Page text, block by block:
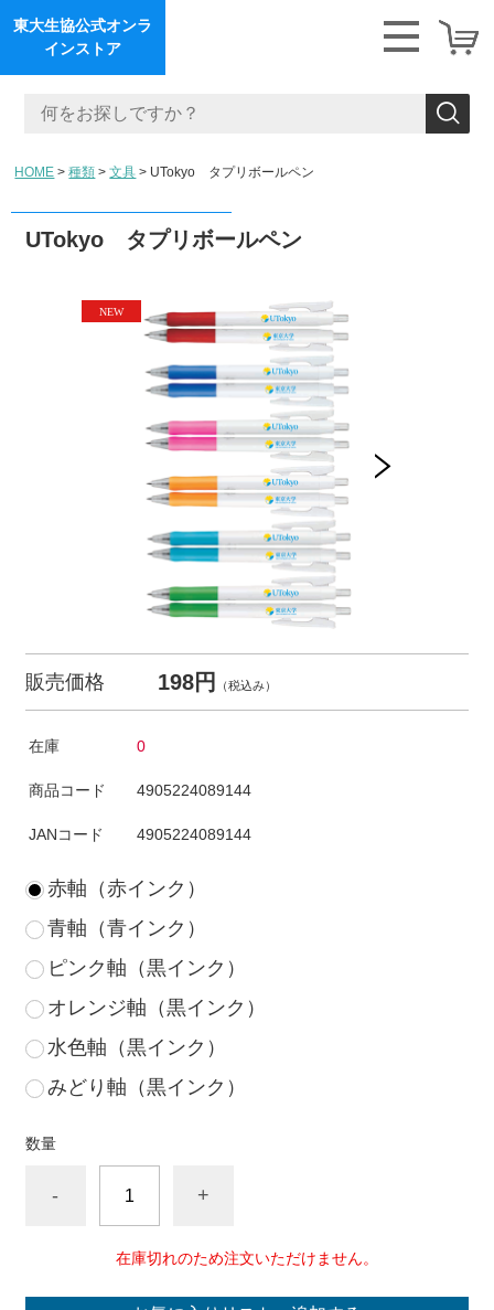
東大生協公式オンラ
インストア
HOME 種類 文具 UTokyo タプリボールペン
UTokyo タプリボールペン
販売価格 198円 （税込み）
在庫 0
商品コード 4905224089144
JANコード 4905224089144
赤軸（赤インク）
青軸（青インク）
ピンク軸（黒インク）
オレンジ軸（黒インク）
水色軸（黒インク）
みどり軸（黒インク）
数量
- +
在庫切れのため注文いただけません。